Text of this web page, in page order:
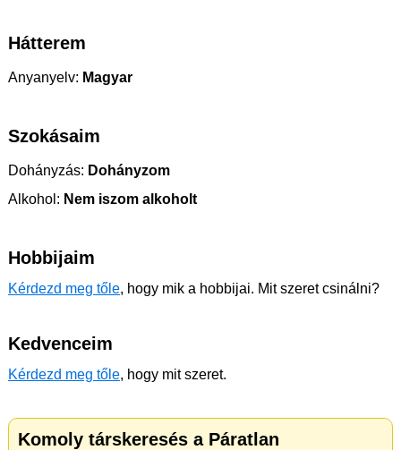
Hátterem
Anyanyelv: Magyar
Szokásaim
Dohányzás: Dohányzom
Alkohol: Nem iszom alkoholt
Hobbijaim
Kérdezd meg tőle, hogy mik a hobbijai. Mit szeret csinálni?
Kedvenceim
Kérdezd meg tőle, hogy mit szeret.
Komoly társkeresés a Páratlan